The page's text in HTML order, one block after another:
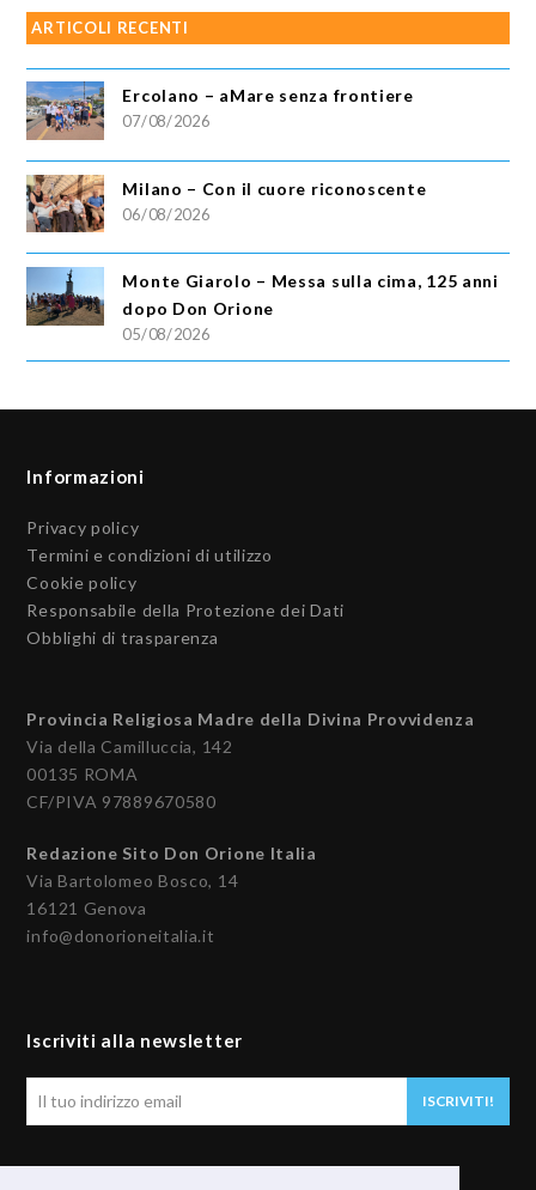
ARTICOLI RECENTI
Ercolano – aMare senza frontiere
07/08/2026
Milano – Con il cuore riconoscente
06/08/2026
Monte Giarolo – Messa sulla cima, 125 anni
dopo Don Orione
05/08/2026
Informazioni
Privacy policy
Termini e condizioni di utilizzo
Cookie policy
Responsabile della Protezione dei Dati
Obblighi di trasparenza
Provincia Religiosa Madre della Divina Provvidenza
Via della Camilluccia, 142
00135 ROMA
CF/PIVA 97889670580
Redazione Sito Don Orione Italia
Via Bartolomeo Bosco, 14
16121 Genova
info@donorioneitalia.it
Iscriviti alla newsletter
ISCRIVITI!